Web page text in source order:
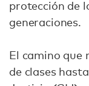
protección de
generaciones.
El camino que
de clases